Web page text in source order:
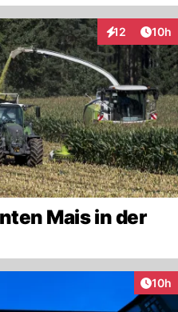
12
Interaktionen
10h
Mais in der
10h